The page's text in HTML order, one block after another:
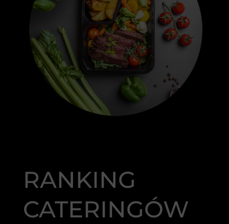
RANKING
CATERINGÓW